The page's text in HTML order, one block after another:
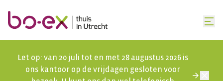
Let op: van 20 juli tot en met 28 augustus 2026 is
ons kantoor op de vrijdagen gesloten voor